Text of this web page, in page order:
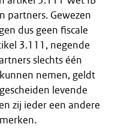
partners. Gewezen
dus geen fiscale
3.111, negende
slechts één
nemen, geldt
levende
zij ieder een andere